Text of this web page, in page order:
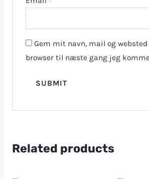
Gem mit navn, mail og websted
browser til næste gang jeg
Related products